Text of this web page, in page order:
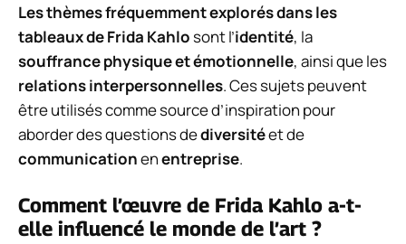
Les thèmes fréquemment explorés dans les
tableaux de Frida Kahlosont l’identité, la
souffrance physique et émotionnelle, ainsi que les
relations interpersonnelles. Ces sujets peuvent
être utilisés comme source d’inspiration pour
aborder des questions dediversitéet de
communicationenentreprise.
Comment l’œuvre de Frida Kahlo a-t-
elle influencé le monde de l’art ?